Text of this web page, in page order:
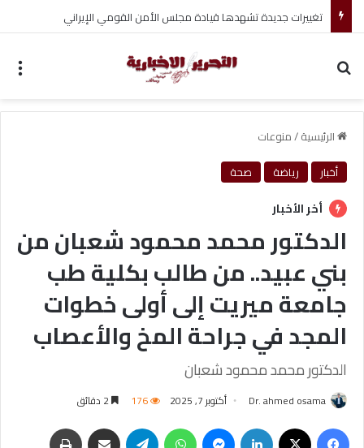
تغييرات جديدة تشهدها قيادة مجلس الأمن القومي الإيراني
الرئيسية/منوعات
أخبار
رياضة صحة
أخر الأخبار
الدكتور محمد محمود شعبان من
بني عبيد.. من طالب بكلية طب
جامعة ميريت إلى أولى خطوات
المجد في جراحة المخ والأعصاب
الدكتور محمد محمود شعبان
Dr. ahmed osama أكتوبر 7, 2025 176